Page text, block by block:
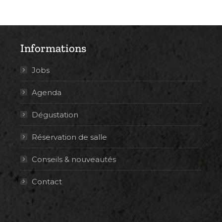
Informations
Jobs
Agenda
Dégustation
Réservation de salle
Conseils & nouveautés
Contact